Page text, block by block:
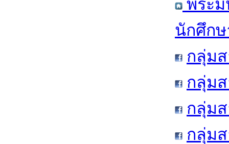
พระ
นักศึก
กลุ่ม
กลุ่ม
กลุ่ม
กลุ่ม